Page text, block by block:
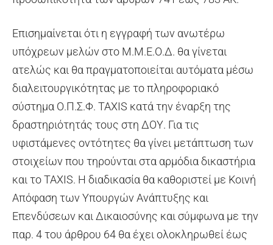
Επισημαίνεται ότι η εγγραφή των ανωτέρω
υπόχρεων μελών στο Μ.Μ.Ε.Ο.Δ. θα γίνεται
ατελώς και θα πραγματοποιείται αυτόματα μέσω
διαλειτουργικότητας με το πληροφοριακό
σύστημα Ο.Π.Σ.Φ. TAXIS κατά την έναρξη της
δραστηριότητάς τους στη ΔΟΥ. Για τις
υφιστάμενες οντότητες θα γίνει μετάπτωση των
στοιχείων που τηρούνται στα αρμόδια δικαστήρια
και το TAXIS. Η διαδικασία θα καθοριστεί με Κοινή
Απόφαση των Υπουργών Ανάπτυξης και
Επενδύσεων και Δικαιοσύνης και σύμφωνα με την
παρ. 4 του άρθρου 64 θα έχει ολοκληρωθεί έως